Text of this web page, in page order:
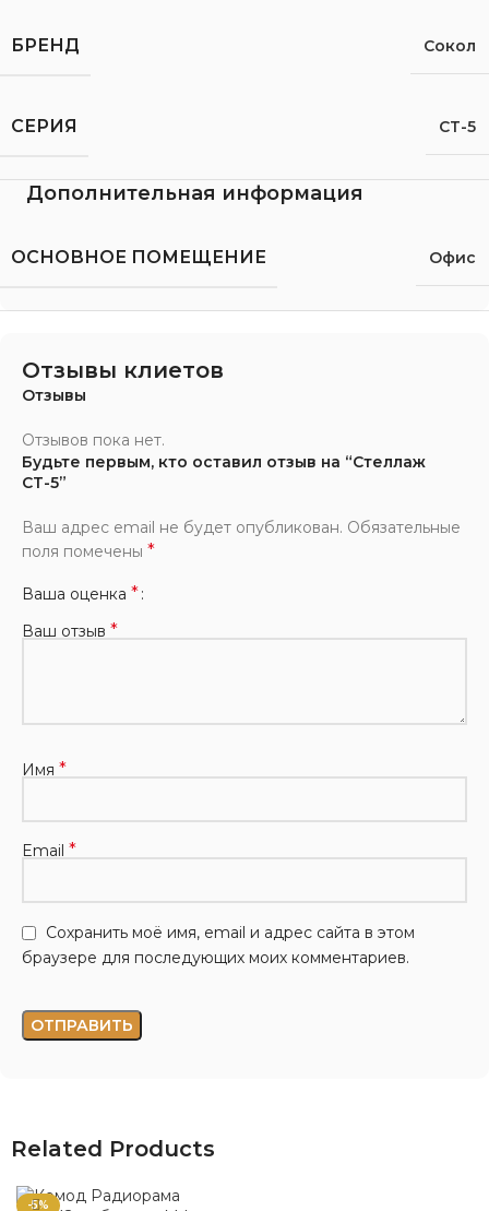
БРЕНД Сокол
СЕРИЯ СТ-5
Дополнительная информация
ОСНОВНОЕ ПОМЕЩЕНИЕ Офис
Отзывы клиетов
Отзывы
Отзывов пока нет.
Будьте первым, кто оставил отзыв на “Стеллаж
СТ-5”
Ваш адрес email не будет опубликован. Обязательные
поля помечены *
Ваша оценка *
Ваш отзыв *
Имя *
Email *
Сохранить моё имя, email и адрес сайта в этом
браузере для последующих моих комментариев.
Related Products
-5%